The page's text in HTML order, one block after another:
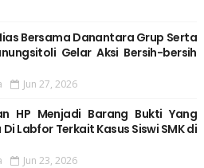
Bersama Danantara Grup Serta
Gelar Aksi Bersih-bersih
Jun 27, 2026
HP Menjadi Barang Bukti Yang
Labfor Terkait Kasus Siswi SMK di
Jun 23, 2026